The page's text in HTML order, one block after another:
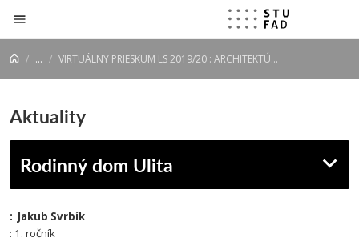
Prejsť na obsah
... VIRTUÁLNY PRIESKUM LS 2019/20 : ARCHITEKTÚRA : URBANIZMUS : 1. ROČNÍK
Aktuality
Rodinný dom Ulita
: Jakub Svrbík
: 1. ročník